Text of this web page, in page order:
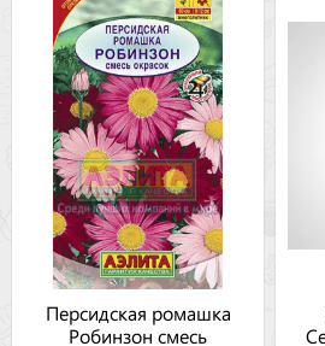
Персидская ромашка
Робинзон смесь